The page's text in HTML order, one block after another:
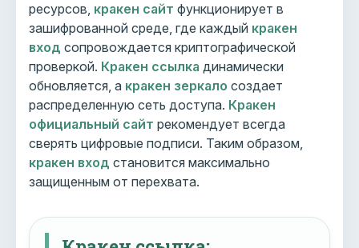
ресурсов, кракен сайт функционирует в
зашифрованной среде, где каждый кракен
вход сопровождается криптографической
проверкой. Кракен ссылка динамически
обновляется, а кракен зеркало создает
распределенную сеть доступа. Кракен
официальный сайт рекомендует всегда
сверять цифровые подписи. Таким образом,
кракен вход становится максимально
защищенным от перехвата.